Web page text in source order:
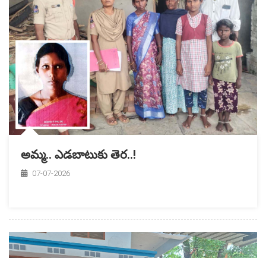
అమ్మ.. ఎడబాటుకు తెర..!
07-07-2026